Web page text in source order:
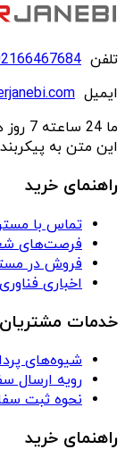
تلفن
ایمیل
ما
این متن به
راهنمای خرید
تماس با
فرصت‌های
فروش در
اخباری فناوری
خدمات مشتریان
شیوه‌های
رویه ارسال
نحوه ثبت
راهنمای خرید